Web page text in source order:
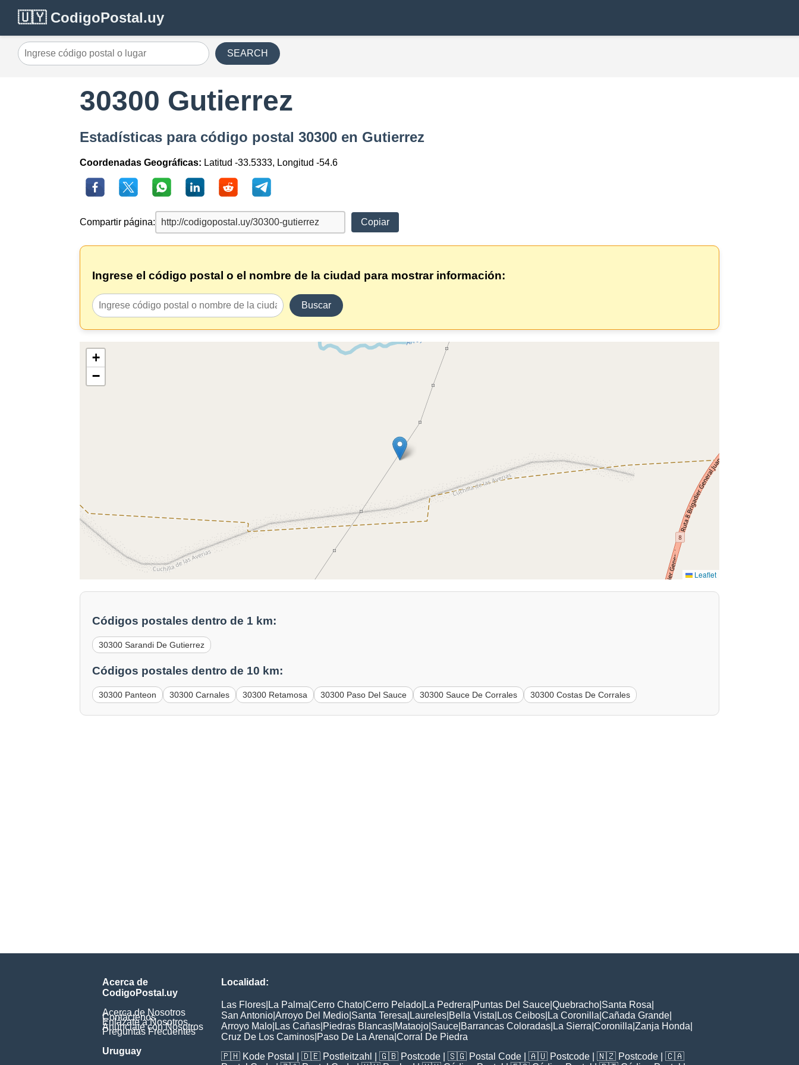
🇺🇾 CodigoPostal.uy
SEARCH
30300 Gutierrez
Estadísticas para código postal 30300 en Gutierrez
Coordenadas Geográficas: Latitud -33.5333, Longitud -54.6
Compartir página: Copiar
Ingrese el código postal o el nombre de la ciudad para mostrar información:
Buscar
+
−
Leaflet
Códigos postales dentro de 1 km:
30300 Sarandi De Gutierrez
Códigos postales dentro de 10 km:
30300 Panteon 30300 Carnales 30300 Retamosa 30300 Paso Del Sauce 30300 Sauce De Corrales 30300 Costas De Corrales
Acerca de
CodigoPostal.uy
Acerca de Nosotros
Contáctenos
Enlázate a Nosotros
Anúnciate con Nosotros
Preguntas Frecuentes
Uruguay
Localidad:
Las Flores La Palma Cerro Chato Cerro Pelado La Pedrera Puntas Del Sauce Quebracho Santa Rosa
San Antonio Arroyo Del Medio Santa Teresa Laureles Bella Vista Los Ceibos La Coronilla Cañada Grande
Arroyo Malo Las Cañas Piedras Blancas Mataojo Sauce Barrancas Coloradas La Sierra Coronilla Zanja Honda
Cruz De Los Caminos Paso De La Arena Corral De Piedra
🇵🇭 Kode Postal | 🇩🇪 Postleitzahl | 🇬🇧 Postcode | 🇸🇬 Postal Code | 🇦🇺 Postcode | 🇳🇿 Postcode | 🇨🇦